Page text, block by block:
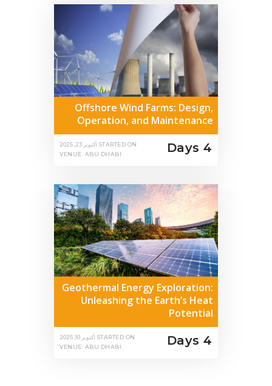
Offshore Wind Farms: Design,
Operation, and Maintenance
STARTED ON أكتوبر 23, 2025
VENUE: ABU DHABI
4 Days
Geothermal Energy Exploration:
Unleashing the Earth’s Heat
Potential
STARTED ON أكتوبر 10, 2025
VENUE: ABU DHABI
4 Days